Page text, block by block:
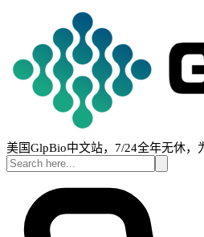
美国GlpBio中文站，7/24全年无休，